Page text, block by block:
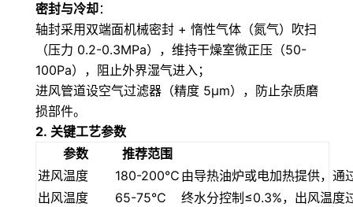
密封与冷却：
轴封采用双端面机械密封 + 惰性气体（氮气）吹扫
（压力 0.2-0.3MPa），维持干燥室微正压（50-
100Pa），阻止外界湿气进入；
进风管道设空气过滤器（精度 5μm），防止杂质磨
损部件。
2. 关键工艺参数
参数
推荐范围
进风温度
180-200℃ 由导热油炉或电加热提供，
出风温度
65-75℃
终水分控制≤0.3%，出风温